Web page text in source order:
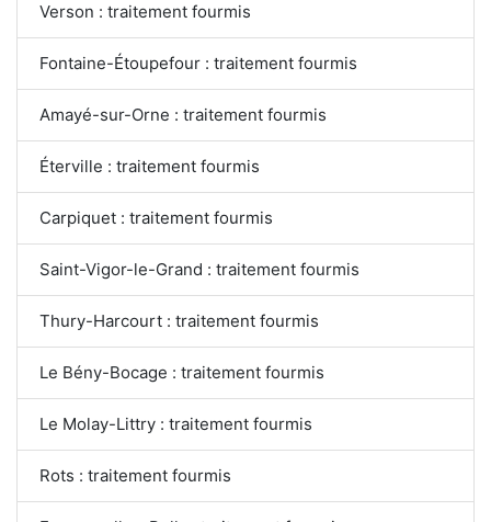
Verson : traitement fourmis
Fontaine-Étoupefour : traitement fourmis
Amayé-sur-Orne : traitement fourmis
Éterville : traitement fourmis
Carpiquet : traitement fourmis
Saint-Vigor-le-Grand : traitement fourmis
Thury-Harcourt : traitement fourmis
Le Bény-Bocage : traitement fourmis
Le Molay-Littry : traitement fourmis
Rots : traitement fourmis